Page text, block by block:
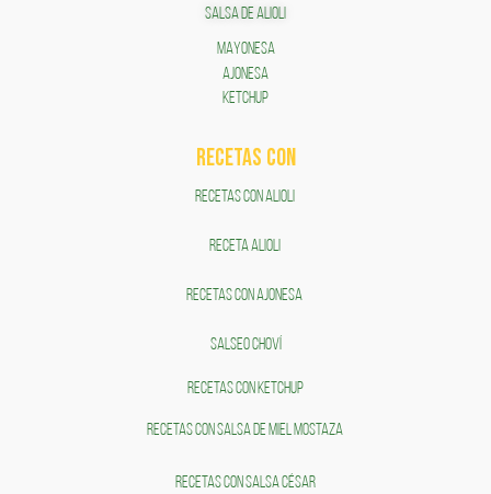
SALSA DE ALIOLI
MAYONESA
AJONESA
KETCHUP
RECETAS COn
RECETAS CON ALIOLI
RECETA ALIOLI
RECETAS CON AJONESA
SALSEO CHOVÍ
RECETAS CON KETCHUP
RECETAS CON SALSA DE MIEL MOSTAZA
RECETAS CON SALSA CÉSAR